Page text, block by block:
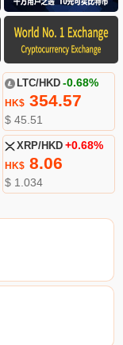
LTC/HKD -0.68%
HK$354.57
$ 45.51
XRP/HKD +0.68%
HK$8.06
$ 1.034